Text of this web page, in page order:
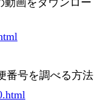
動画をダウンロー
番号を調べる方法